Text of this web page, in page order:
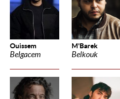
Ouissem
Belgacem
M'Barek
Belkouk